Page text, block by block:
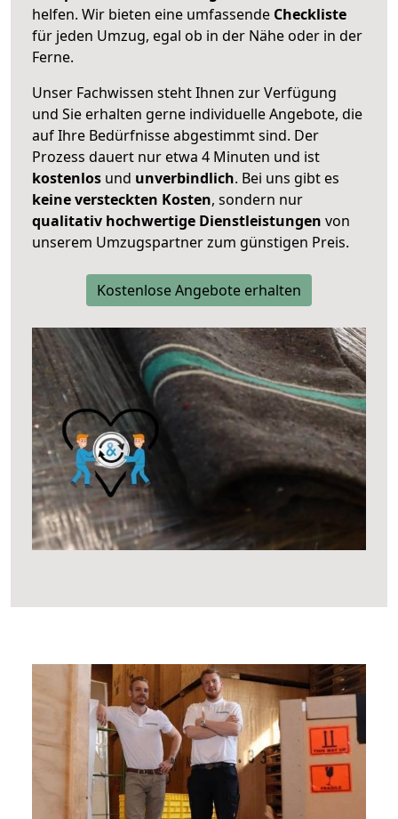
helfen. Wir bieten eine umfassende Checkliste
für jeden Umzug, egal ob in der Nähe oder in der
Ferne.
Unser Fachwissen steht Ihnen zur Verfügung
und Sie erhalten gerne individuelle Angebote, die
auf Ihre Bedürfnisse abgestimmt sind. Der
Prozess dauert nur etwa 4 Minuten und ist
kostenlos und unverbindlich. Bei uns gibt es
keine versteckten Kosten, sondern nur
qualitativ hochwertige Dienstleistungen von
unserem Umzugspartner zum günstigen Preis.
Kostenlose Angebote erhalten